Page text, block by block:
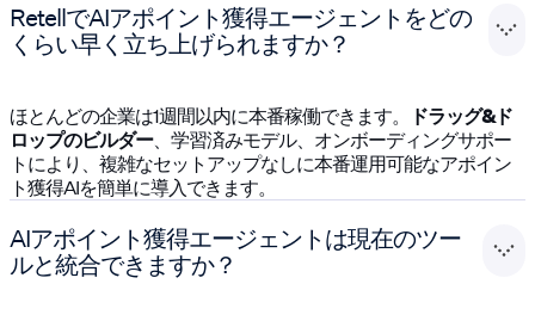
RetellでAIアポイント獲得エージェントをどの
くらい早く立ち上げられますか？
ほとんどの企業は1週間以内に本番稼働できます。
ドラッグ&ド
ロップのビルダー、学習済みモデル、オンボーディングサポー
トにより、複雑なセットアップなしに本番運用可能なアポイン
ト獲得AIを簡単に導入できます。
AIアポイント獲得エージェントは現在のツー
ルと統合できますか？